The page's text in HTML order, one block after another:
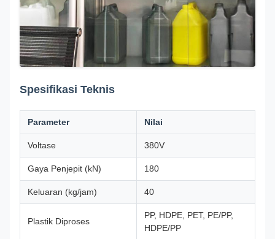
Spesifikasi Teknis
Parameter Nilai
Voltase 380V
Gaya Penjepit (kN) 180
Keluaran (kg/jam) 40
Plastik Diproses
PP, HDPE, PET, PE/PP,
HDPE/PP